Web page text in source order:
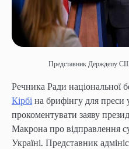
Представник Держдепу
Речника Ради національної
Кірбі на брифінгу для
прокоментувати заяву
Макрона про відправлення
Україні. Представник